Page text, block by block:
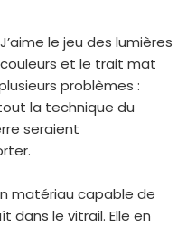
le jeu des lumières
et le trait mat
problèmes :
la technique du
seraient
matériau capable de
dans le vitrail. Elle en